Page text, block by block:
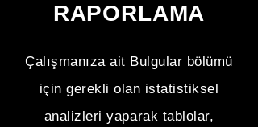
RAPORLAMA
Çalışmanıza ait Bulgular bölümü
için gerekli olan istatistiksel
analizleri yaparak tablolar,